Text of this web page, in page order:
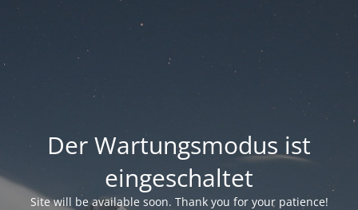
Der Wartungsmodus ist
eingeschaltet
Site will be available soon. Thank you for your patience!